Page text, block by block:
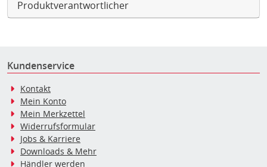
Produktverantwortlicher
Kundenservice
Kontakt
Mein Konto
Mein Merkzettel
Widerrufsformular
Jobs & Karriere
Downloads & Mehr
Händler werden